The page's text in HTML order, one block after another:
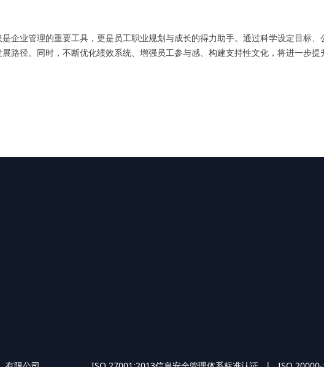
企业管理的重要工具，更是员工职业规划与成长的得力助手。通过科学设定目标
路径。同时，不断优化绩效系统、增强员工参与感、构建支持性文化，将进一步